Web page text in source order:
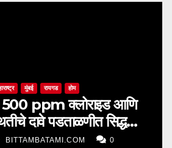
मुंबई रायगड होम
500 ppm क्लोराइड आणि
दावे पडताळणीत सिद्ध
BITTAMBATAMI.COM 0